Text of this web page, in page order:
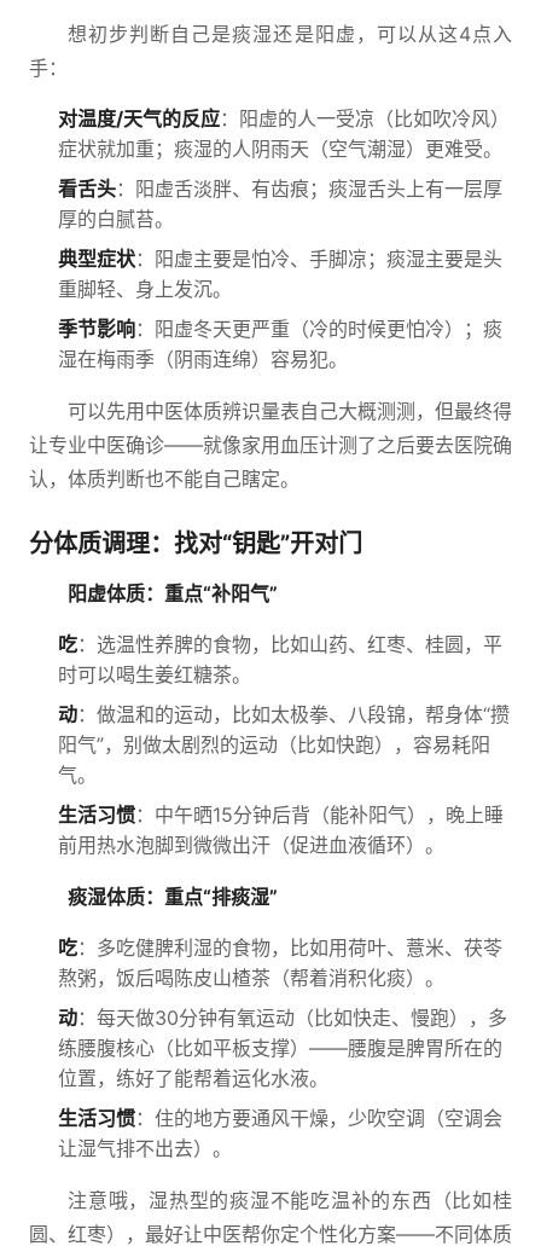
想初步判断自己是痰湿还是阳虚，可以从这4点入
手：
对温度/天气的反应：阳虚的人一受凉（比如吹冷风）
症状就加重；痰湿的人阴雨天（空气潮湿）更难受。
看舌头：阳虚舌淡胖、有齿痕；痰湿舌头上有一层厚
厚的白腻苔。
典型症状：阳虚主要是怕冷、手脚凉；痰湿主要是头
重脚轻、身上发沉。
季节影响：阳虚冬天更严重（冷的时候更怕冷）；痰
湿在梅雨季（阴雨连绵）容易犯。
可以先用中医体质辨识量表自己大概测测，但最终得
让专业中医确诊——就像家用血压计测了之后要去医院确
认，体质判断也不能自己瞎定。
分体质调理：找对“钥匙”开对门
阳虚体质：重点“补阳气”
吃：选温性养脾的食物，比如山药、红枣、桂圆，平
时可以喝生姜红糖茶。
动：做温和的运动，比如太极拳、八段锦，帮身体“攒
阳气”，别做太剧烈的运动（比如快跑），容易耗阳
气。
生活习惯：中午晒15分钟后背（能补阳气），晚上睡
前用热水泡脚到微微出汗（促进血液循环）。
痰湿体质：重点“排痰湿”
吃：多吃健脾利湿的食物，比如用荷叶、薏米、茯苓
熬粥，饭后喝陈皮山楂茶（帮着消积化痰）。
动：每天做30分钟有氧运动（比如快走、慢跑），多
练腰腹核心（比如平板支撑）——腰腹是脾胃所在的
位置，练好了能帮着运化水液。
生活习惯：住的地方要通风干燥，少吹空调（空调会
让湿气排不出去）。
注意哦，湿热型的痰湿不能吃温补的东西（比如桂
圆、红枣），最好让中医帮你定个性化方案——不同体质